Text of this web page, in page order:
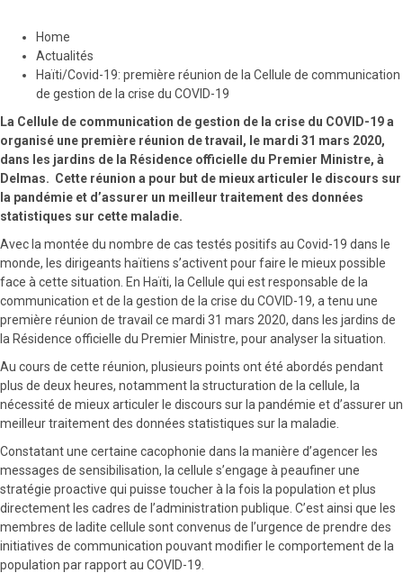
Home
Actualités
Haïti/Covid-19: première réunion de la Cellule de communication
de gestion de la crise du COVID-19
La Cellule de communication de gestion de la crise du COVID-19 a
organisé une première réunion de travail, le mardi 31 mars 2020,
dans les jardins de la Résidence officielle du Premier Ministre, à
Delmas. Cette réunion a pour but de mieux articuler le discours sur
la pandémie et d’assurer un meilleur traitement des données
statistiques sur cette maladie.
Avec la montée du nombre de cas testés positifs au Covid-19 dans le
monde, les dirigeants haïtiens s’activent pour faire le mieux possible
face à cette situation. En Haïti, la Cellule qui est responsable de la
communication et de la gestion de la crise du COVID-19, a tenu une
première réunion de travail ce mardi 31 mars 2020, dans les jardins de
la Résidence officielle du Premier Ministre, pour analyser la situation.
Au cours de cette réunion, plusieurs points ont été abordés pendant
plus de deux heures, notamment la structuration de la cellule, la
nécessité de mieux articuler le discours sur la pandémie et d’assurer un
meilleur traitement des données statistiques sur la maladie.
Constatant une certaine cacophonie dans la manière d’agencer les
messages de sensibilisation, la cellule s’engage à peaufiner une
stratégie proactive qui puisse toucher à la fois la population et plus
directement les cadres de l’administration publique. C’est ainsi que les
membres de ladite cellule sont convenus de l’urgence de prendre des
initiatives de communication pouvant modifier le comportement de la
population par rapport au COVID-19.